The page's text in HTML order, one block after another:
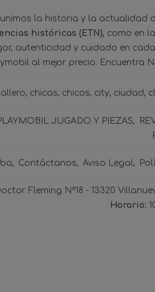
la historia y la actualidad
históricas (ETN), como en
autenticidad y cuidado en
al mejor precio. Encuentra
chicas chicos city ciudad
JUGADO Y PIEZAS
Contáctanos Aviso Legal
Fleming Nº18 - 13320
Horario: